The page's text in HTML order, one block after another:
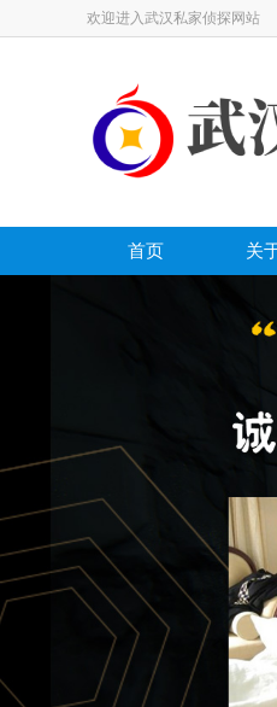
欢迎进入武汉私家侦探网站
首页 关